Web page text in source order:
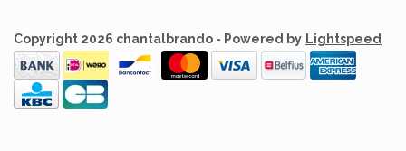
Copyright 2026 chantalbrando - Powered by Lightspeed